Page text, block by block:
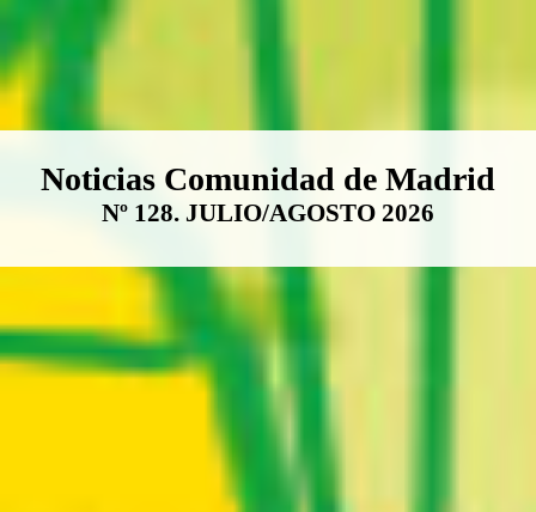
Boletín Noticias Comunidad de
Noticias Comunidad de Madrid
Nº 128. JULIO/AGOSTO 2026